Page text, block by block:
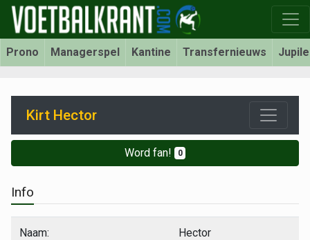
Prono Managerspel Kantine Transfernieuws
Kirt Hector
Word fan! 0
Info
Naam: Hector